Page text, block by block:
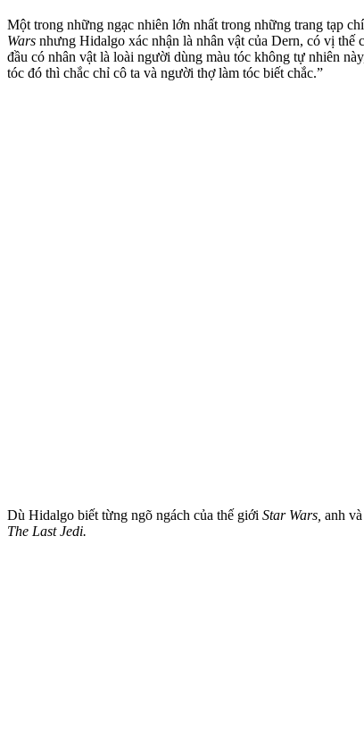
Một trong những ngạc nhiên lớn nhất trong những trang tạp chí
Wars nhưng Hidalgo xác nhận là nhân vật của Dern, có vị
đầu có nhân vật là loài người dùng màu tóc không tự nhiên
tóc đó thì chắc chỉ cô ta và người thợ làm tóc biết chắc.”
Dù Hidalgo biết từng ngõ ngách của thế giới Star Wars, anh
The Last Jedi.